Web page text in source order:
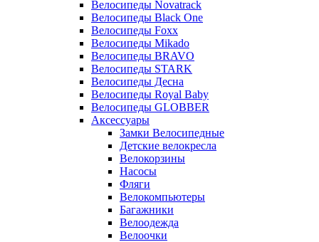
Велосипеды Novatrack
Велосипеды Black One
Велосипеды Foxx
Велосипеды Mikado
Велосипеды BRAVO
Велосипеды STARK
Велосипеды Десна
Велосипеды Royal Baby
Велосипеды GLOBBER
Аксессуары
Замки Велосипедные
Детские велокресла
Велокорзины
Насосы
Фляги
Велокомпьютеры
Багажники
Велоодежда
Велоочки